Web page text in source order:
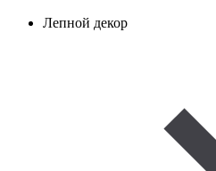
Лепной декор